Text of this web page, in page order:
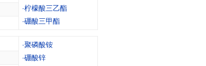
·柠檬酸三乙酯
·硼酸三甲酯
·聚磷酸铵
·硼酸锌